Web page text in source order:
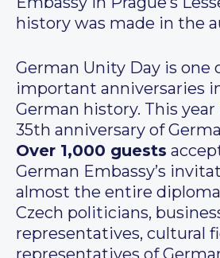
history was made in the
German Unity Day is one
important anniversaries
German history. This
35th anniversary of
Over 1,000 guests
German Embassy’s
almost the entire
Czech politicians,
representatives, cultural